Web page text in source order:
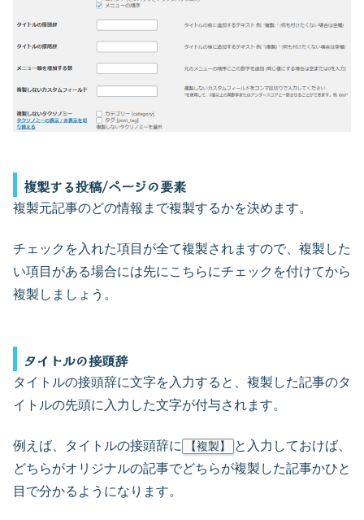
複製する投稿/ページの要素
複製元記事のどの情報まで複製するかを決めます。
チェックを入れた項目が全て複製されますので、複製した
い項目がある場合には先にこちらにチェックを付けてから
複製しましょう。
タイトルの接頭辞
タイトルの接頭辞に文字を入力すると、複製した記事のタ
イトルの先頭に入力した文字が付与されます。
例えば、タイトルの接頭辞に 【複製】
と入力しておけば、
どちらがオリジナルの記事でどちらが複製した記事かひと
目で分かるようになります。